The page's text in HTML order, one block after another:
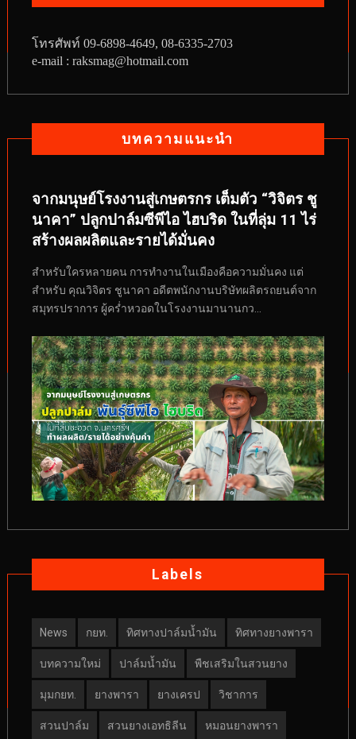
โทรศัพท์ 09-6898-4649, 08-6335-2703
e-mail : raksmag@hotmail.com
บทความแนะนำ
จากมนุษย์โรงงานสู่เกษตรกร เต็มตัว “วิจิตร ชู
นาคา” ปลูกปาล์มซีพีไอ ไฮบริด ในที่ลุ่ม 11 ไร่
สร้างผลผลิตและรายได้มั่นคง
สำหรับใครหลายคน การทำงานในเมืองคือความมั่นคง แต่
สำหรับ คุณวิจิตร ชูนาคา อดีตพนักงานบริษัทผลิตรถยนต์จาก
สมุทรปราการ ผู้คร่ำหวอดในโรงงานมานานกว...
Labels
News กยท. ทิศทางปาล์มน้ำมัน ทิศทางยางพารา
บทความใหม่ ปาล์มน้ำมัน พืชเสริมในสวนยาง
มุมกยท. ยางพารา ยางเครป วิชาการ
สวนปาล์ม สวนยางเอทธิลีน หมอนยางพารา